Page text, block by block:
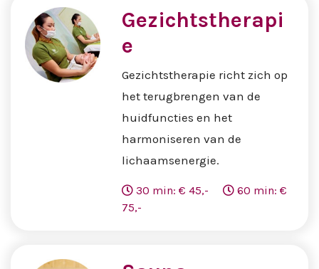
Gezichtstherapi
e
Gezichtstherapie richt zich op
het terugbrengen van de
huidfuncties en het
harmoniseren van de
lichaamsenergie.
30 min: € 45,-
60 min: €
75,-